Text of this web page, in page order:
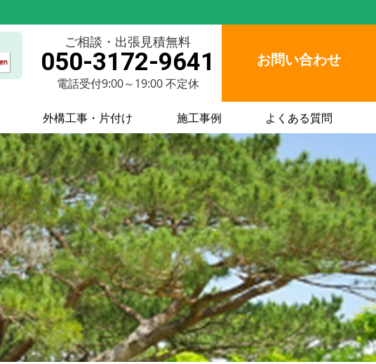
ご相談・出張見積無料
050-3172-9641
電話受付9:00～19:00 不定休
お問い合わせ
外構工事・片付け 施工事例 よくある質問